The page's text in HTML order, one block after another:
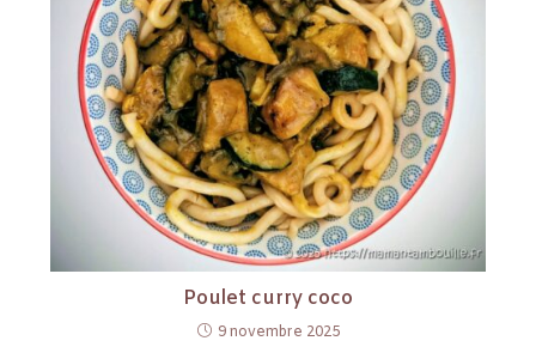
Poulet curry coco
9 novembre 2025